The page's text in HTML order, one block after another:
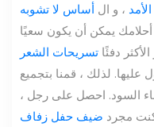
، و ال أساس لا تشوبه
يمكن أن يكون سعيًا
دفئًا تسريحات الشعر
لذلك ، قمنا بتجميع
السود. احصل على رجل ،
مجرد ضيف حفل زفاف